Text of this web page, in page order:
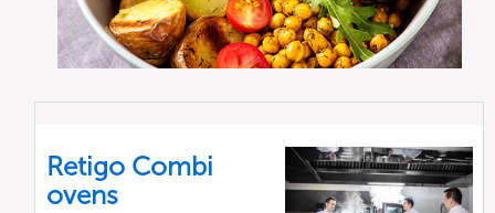
Retigo Combi
ovens